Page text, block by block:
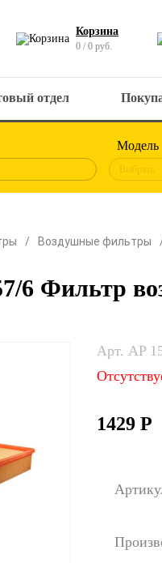
Корзина
0 / 0 руб.
отдел
Модель
Выбрать
Воздушные фильтры
6 Фильтр
Арт. AP
1429 Р